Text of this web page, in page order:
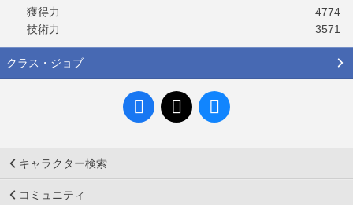
獲得力
4774
技術力
3571
クラス・ジョブ
キャラクター検索
コミュニティ